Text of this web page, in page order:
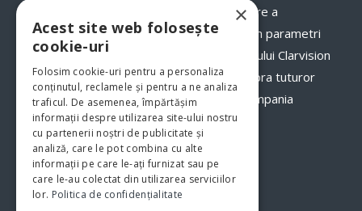
numerar, a termenelor de livrare și onorare a
comenzilor către clienții dumneavoastră, în parametri
optimi. Odată cu implementarea programului Clarvision
veți avea o imagine clară, în timp real asupra tuturor
proceselor şi fluxurilor de activităţi din compania
dumneavoastră.www.clarvision.ro
Str.Nicolae Titulescu 6, Bistrita
Tel. 0040-744-772139
×
Acest site web folosește
cookie-uri
Folosim cookie-uri pentru a personaliza
conținutul, reclamele și pentru a ne analiza
traficul. De asemenea, împărtășim
informații despre utilizarea site-ului nostru
cu partenerii noștri de publicitate și
analiză, care le pot combina cu alte
informații pe care le-ați furnizat sau pe
care le-au colectat din utilizarea serviciilor
lor. Politica de confidențialitate